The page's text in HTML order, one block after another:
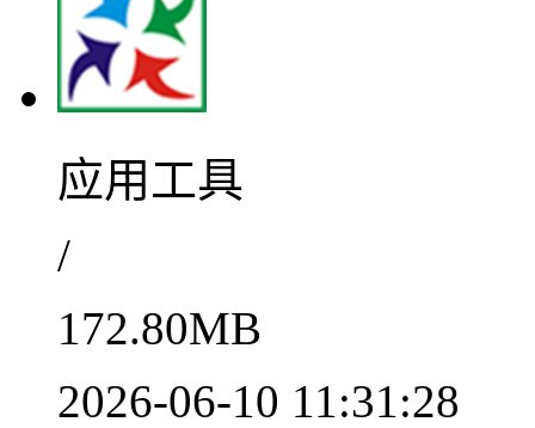
应用工具
/
172.80MB
2026-06-10 11:31:28